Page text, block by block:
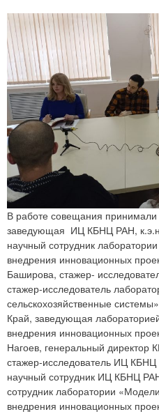
В работе совещания принимали
заведующая ИЦ КБНЦ РАН,
научный сотрудник
внедрения инновационных
Баширова, стажер-
стажер-исследователь
сельскохозяйственные
Край, заведующая
внедрения инновационных
Нагоев, генеральный
стажер-исследователь ИЦ
научный сотрудник ИЦ КБНЦ
сотрудник лаборатории
внедрения инновационных